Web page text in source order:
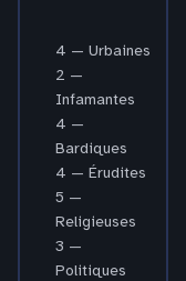
4 — Urbaines
2 —
Infamantes
4 —
Bardiques
4 — Érudites
5 —
Religieuses
3 —
Politiques